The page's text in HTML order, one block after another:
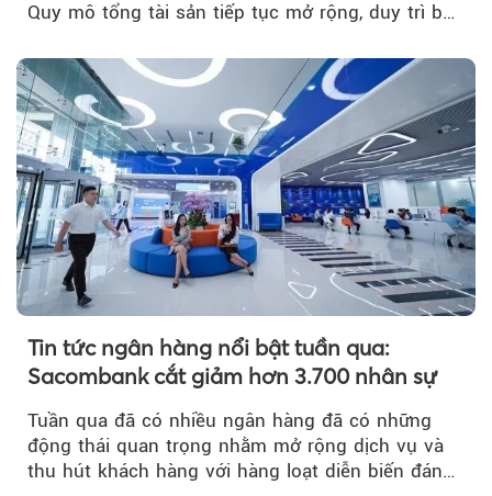
Quy mô tổng tài sản tiếp tục mở rộng, duy trì bộ
Tin tức ngân hàng nổi bật tuần qua:
Sacombank cắt giảm hơn 3.700 nhân sự
Tuần qua đã có nhiều ngân hàng đã có những
động thái quan trọng nhằm mở rộng dịch vụ và
thu hút khách hàng với hàng loạt diễn biến đáng